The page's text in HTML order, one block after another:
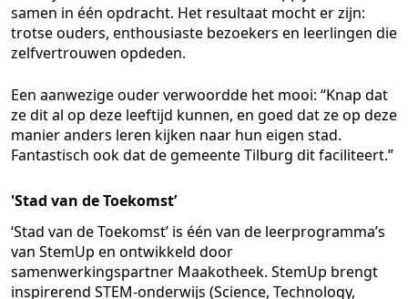
samen in één opdracht. Het resultaat mocht er zijn:
trotse ouders, enthousiaste bezoekers en leerlingen die
zelfvertrouwen opdeden.
Een aanwezige ouder verwoordde het mooi: “Knap dat
ze dit al op deze leeftijd kunnen, en goed dat ze op deze
manier anders leren kijken naar hun eigen stad.
Fantastisch ook dat de gemeente Tilburg dit faciliteert.”
'Stad van de Toekomst’
‘Stad van de Toekomst’ is één van de leerprogramma’s
van StemUp en ontwikkeld door
samenwerkingspartner Maakotheek. StemUp brengt
inspirerend STEM-onderwijs (Science, Technology,